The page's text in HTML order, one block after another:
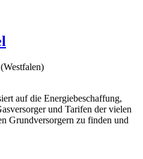
auf die Energiebeschaffung,
und Tarifen der vielen
Grundversorgern zu finden und